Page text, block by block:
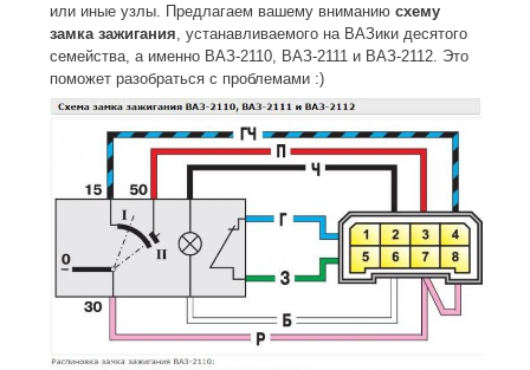
или иные узлы. Предлагаем вашему вниманию схему
замка зажигания, устанавливаемого на ВАЗики десятого
семейства, а именно ВАЗ-2110, ВАЗ-2111 и ВАЗ-2112. Это
поможет разобраться с проблемами :)